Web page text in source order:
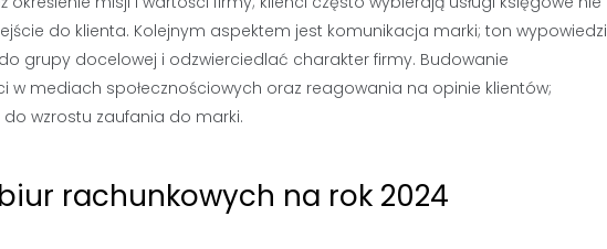
do klienta. Kolejnym aspektem jest komunikacja marki; ton wypowiedzi
grupy docelowej i odzwierciedlać charakter firmy. Budowanie
w mediach społecznościowych oraz reagowania na opinie klientów;
wzrostu zaufania do marki.
rachunkowych na rok 2024